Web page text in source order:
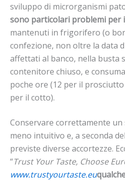
sviluppo di microrganismi
sono particolari problemi per
mantenuti in frigorifero (o
confezione, non oltre la data
affettati al banco, nella busta
contenitore chiuso, e
poche ore (12 per il
per il cotto).
Conservare correttamente un
meno intuitivo e, a seconda
previste diverse accortezze.
“Trust Your Taste, Choose
www.trustyourtaste.eu